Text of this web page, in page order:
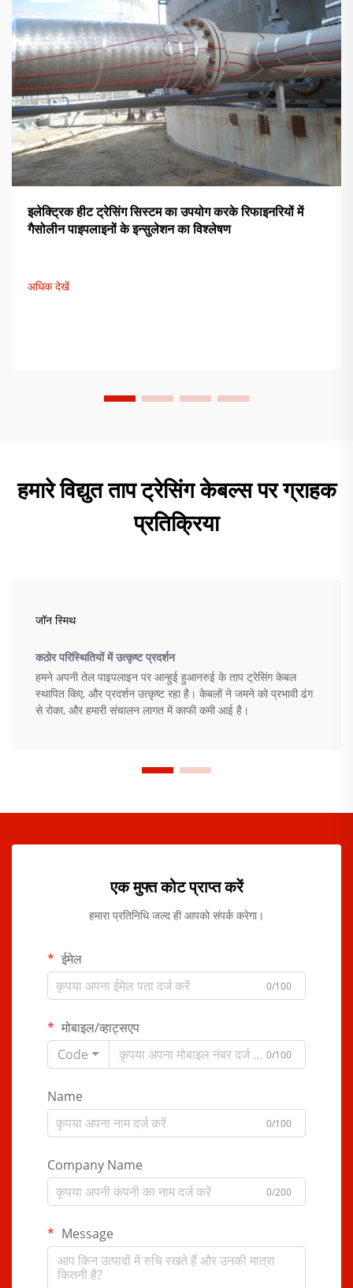
इलेक्ट्रिक हीट ट्रेसिंग सिस्टम का उपयोग करके रिफाइनरियों में
गैसोलीन पाइपलाइनों के इन्सुलेशन का विश्लेषण
अधिक देखें
हमारे विद्युत ताप ट्रेसिंग केबल्स पर ग्राहक
प्रतिक्रिया
जॉन स्मिथ
कठोर परिस्थितियों में उत्कृष्ट प्रदर्शन
हमने अपनी तेल पाइपलाइन पर आन्हुई हुआनरुई के ताप ट्रेसिंग केबल
स्थापित किए, और प्रदर्शन उत्कृष्ट रहा है। केबलों ने जमने को प्रभावी ढंग
से रोका, और हमारी संचालन लागत में काफी कमी आई है।
एक मुफ्त कोट प्राप्त करें
हमारा प्रतिनिधि जल्द ही आपको संपर्क करेगा।
ईमेल
0/100
मोबाइल/व्हाट्सएप
Code
0/100
Name
0/100
Company Name
0/200
Message